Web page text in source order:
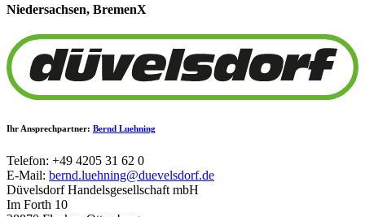
Niedersachsen, BremenX
Ihr Ansprechpartner: Bernd Luehning
Telefon: +49 4205 31 62 0
E-Mail: bernd.luehning@duevelsdorf.de
Düvelsdorf Handelsgesellschaft mbH
Im Forth 10